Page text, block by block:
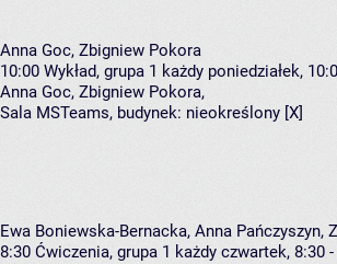
Anna Goc, Zbigniew Pokora
10:00 Wykład, grupa 1 każdy poniedziałek,
Anna Goc, Zbigniew Pokora,
Sala MSTeams, budynek: nieokreślony [X]
Ewa Boniewska-Bernacka, Anna Pańczyszyn,
8:30 Ćwiczenia, grupa 1 każdy czwartek, 8:30